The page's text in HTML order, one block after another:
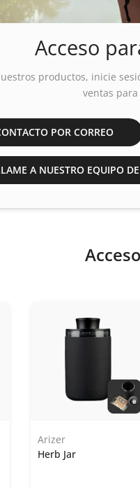
Acceso
productos, inicie
ventas
POR CORREO
A NUESTRO EQUIPO
Arizer
Herb Jar